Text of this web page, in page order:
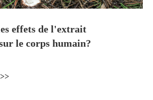
effets de l'extrait
le corps humain?